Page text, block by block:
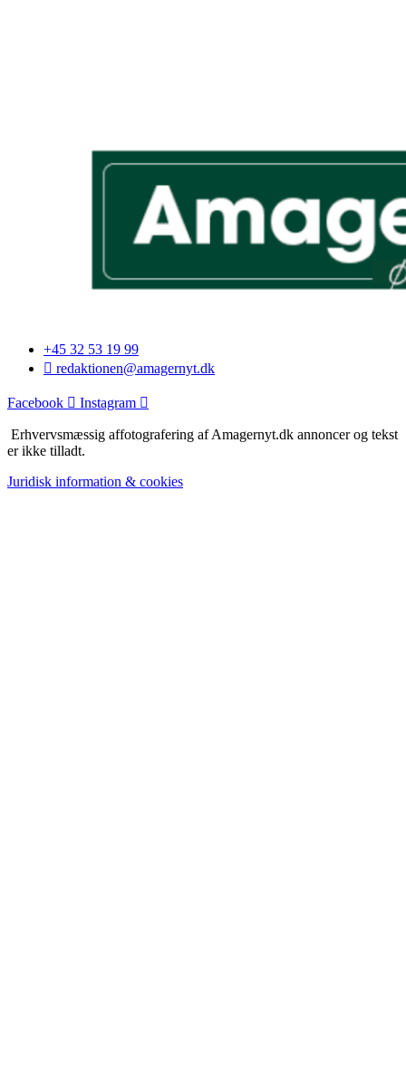
+45 32 53 19 99
redaktionen@amagernyt.dk
Facebook Instagram
Erhvervsmæssig affotografering af Amagernyt.dk annoncer og tekst
er ikke tilladt.
Juridisk information & cookies